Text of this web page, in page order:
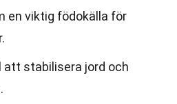
en viktig födokälla för
att stabilisera jord och